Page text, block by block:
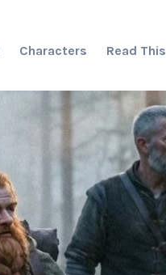
Characters Read This